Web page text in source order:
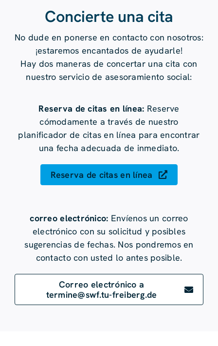
Concierte una cita
No dude en ponerse en contacto con nosotros:
¡estaremos encantados de ayudarle!
Hay dos maneras de concertar una cita con
nuestro servicio de asesoramiento social:
Reserva de citas en línea: Reserve
cómodamente a través de nuestro
planificador de citas en línea para encontrar
una fecha adecuada de inmediato.
Reserva de citas en línea
correo electrónico: Envíenos un correo
electrónico con su solicitud y posibles
sugerencias de fechas. Nos pondremos en
contacto con usted lo antes posible.
Correo electrónico a
termine@swf.tu-freiberg.de